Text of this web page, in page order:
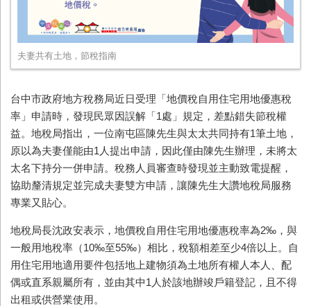
夫妻共有土地，節稅指南
台中市政府地方稅務局近日受理「地價稅自用住宅用地優惠稅
率」申請時，發現民眾因誤解「1處」規定，差點錯失節稅權
益。地稅局指出，一位南屯區陳先生與太太共同持有1筆土地，
原以為夫妻僅能由1人提出申請，因此僅由陳先生辦理，未將太
太名下持分一併申請。稅務人員審查時發現並主動致電提醒，
協助釐清規定並完成夫妻雙方申請，讓陳先生大讚地稅局服務
專業又貼心。
地稅局長沈政安表示，地價稅自用住宅用地優惠稅率為2‰，與
一般用地稅率（10‰至55‰）相比，稅額相差至少4倍以上。自
用住宅用地適用要件包括地上建物須為土地所有權人本人、配
偶或直系親屬所有，並由其中1人於該地辦竣戶籍登記，且不得
出租或供營業使用。